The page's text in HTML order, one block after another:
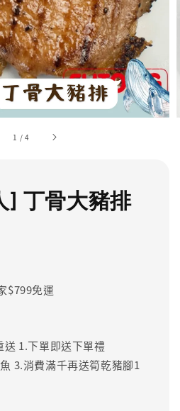
1 /4
] 丁骨大豬排
$799免運
1.下單即送下單禮
3.消費滿千再送筍乾豬腳1